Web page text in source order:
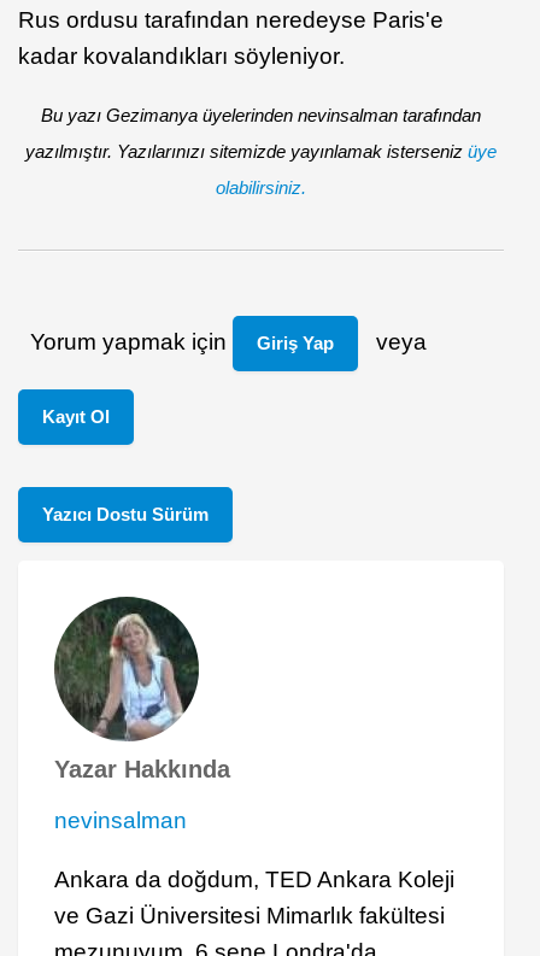
Rus ordusu tarafından neredeyse Paris'e
kadar kovalandıkları söyleniyor.
Bu yazı Gezimanya üyelerinden nevinsalman tarafından
yazılmıştır. Yazılarınızı sitemizde yayınlamak isterseniz üye
olabilirsiniz.
Yorum yapmak için Giriş Yap veya
Kayıt Ol
Yazıcı Dostu Sürüm
Yazar Hakkında
nevinsalman
Ankara da doğdum, TED Ankara Koleji
ve Gazi Üniversitesi Mimarlık fakültesi